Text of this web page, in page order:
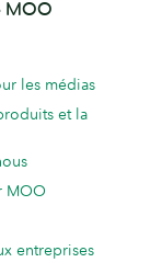
MOO
les médias
et la
MOO
entreprises